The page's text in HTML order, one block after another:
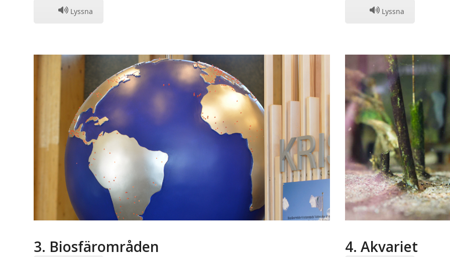
Lyssna Lyssna
3. Biosfärområden 4. Akvariet